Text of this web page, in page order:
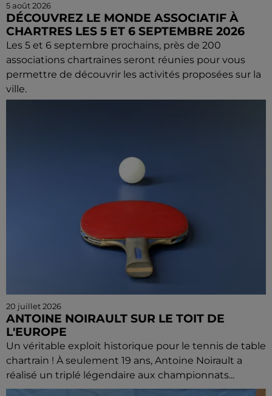
5 août 2026
DÉCOUVREZ LE MONDE ASSOCIATIF À
CHARTRES LES 5 ET 6 SEPTEMBRE 2026
Les 5 et 6 septembre prochains, près de 200
associations chartraines seront réunies pour vous
permettre de découvrir les activités proposées sur la
ville.
20 juillet 2026
ANTOINE NOIRAULT SUR LE TOIT DE
L'EUROPE
Un véritable exploit historique pour le tennis de table
chartrain ! À seulement 19 ans, Antoine Noirault a
réalisé un triplé légendaire aux championnats...